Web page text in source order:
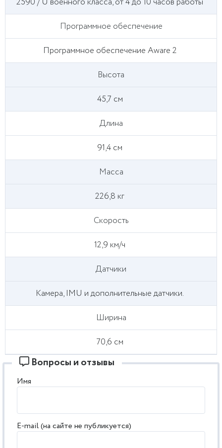
Программное обеспечение
Программное обеспечение Aware 2
Высота
45,7 см
Длина
91,4 см
Масса
226,8 кг
Скорость
12,9 км/ч
Датчики
Камера, IMU и дополнительные датчики.
Ширина
70,6 см
Вопросы и отзывы
Имя
E-mail (на сайте не публикуется)